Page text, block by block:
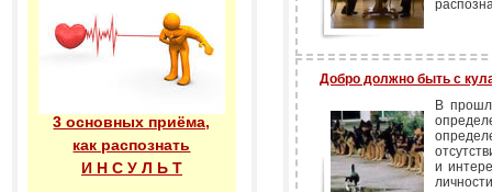
3 основных приёма,
как распознать
И Н С У Л Ь Т
Добро должно быть с
В
и